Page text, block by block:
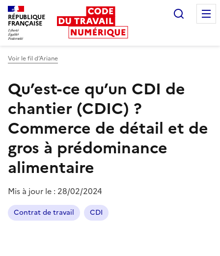
RÉPUBLIQUE
FRANÇAISE
Voir le fil d’Ariane
Qu’est-ce qu’un CDI de
chantier (CDIC) ?
Commerce de détail et de
gros à prédominance
alimentaire
Mis à jour le : 28/02/2024
Contrat de travail CDI